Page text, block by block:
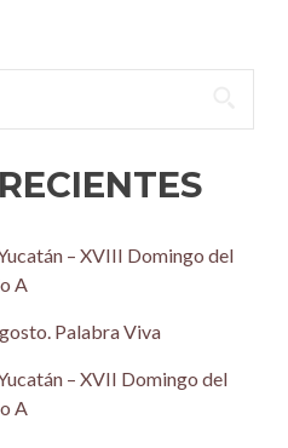
– XVIII Domingo del
A
Palabra Viva
– XVII Domingo del
A